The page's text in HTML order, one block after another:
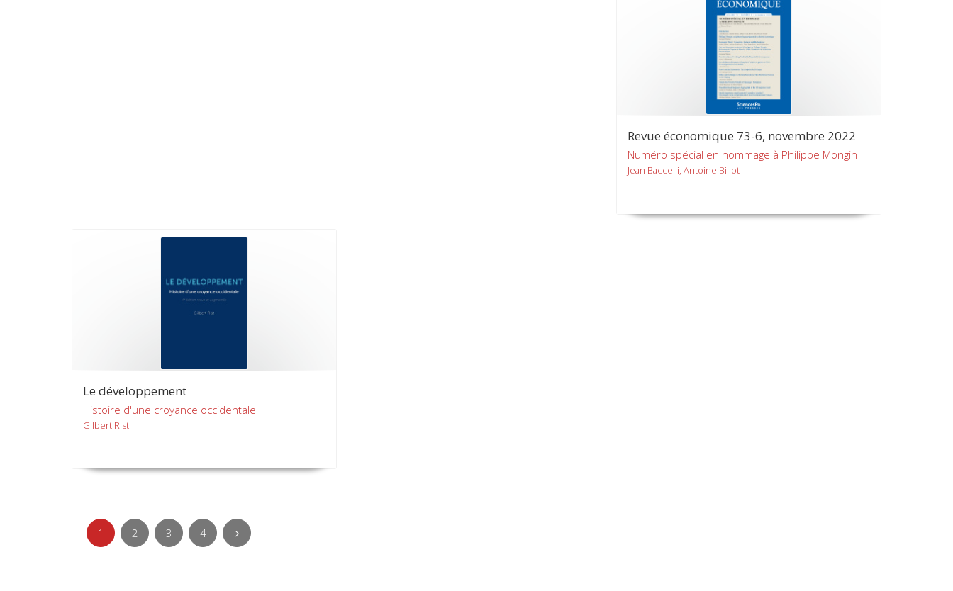
Revue économique 73-6, novembre 2022
Numéro spécial en hommage à Philippe Mongin
Jean Baccelli, Antoine Billot
Le développement
Histoire d'une croyance occidentale
Gilbert Rist
1 2 3 4